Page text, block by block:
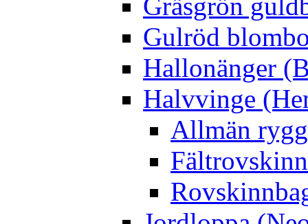
Gräsgrön
Gulröd
Hallonänger
Halvvinge
Allmän